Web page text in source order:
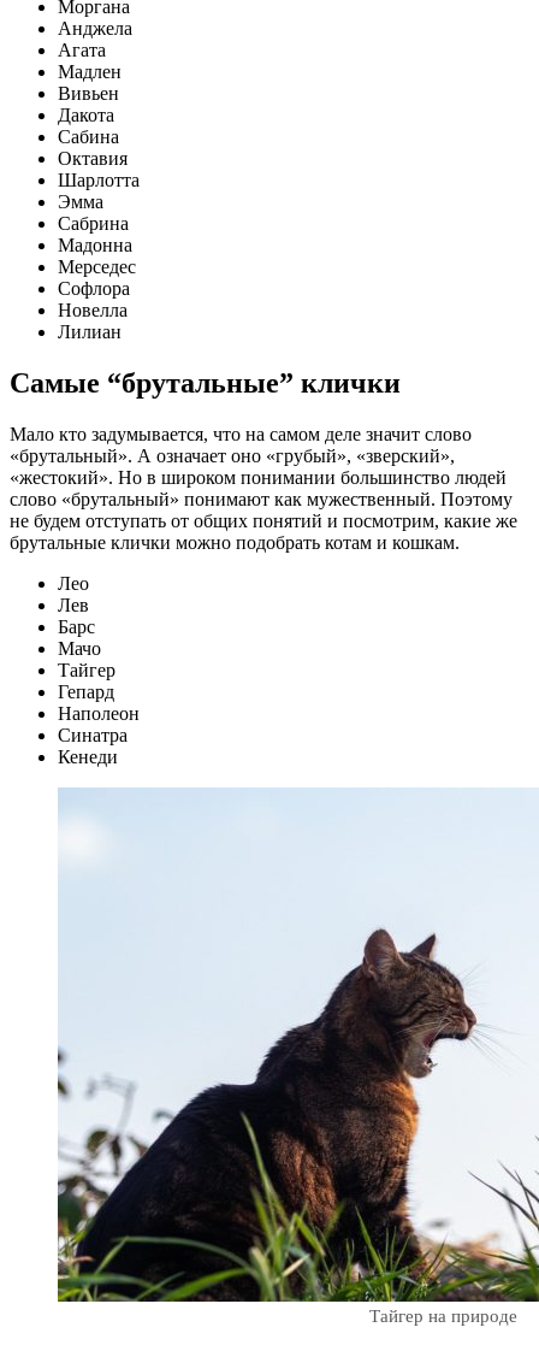
Моргана
Анджела
Агата
Мадлен
Вивьен
Дакота
Сабина
Октавия
Шарлотта
Эмма
Сабрина
Мадонна
Мерседес
Софлора
Новелла
Лилиан
Самые “брутальные” клички
Мало кто задумывается, что на самом деле значит слово
«брутальный». А означает оно «грубый», «зверский»,
«жестокий». Но в широком понимании большинство людей
слово «брутальный» понимают как мужественный. Поэтому
не будем отступать от общих понятий и посмотрим, какие же
брутальные клички можно подобрать котам и кошкам.
Лео
Лев
Барс
Мачо
Тайгер
Гепард
Наполеон
Синатра
Кенеди
Тайгер на природе